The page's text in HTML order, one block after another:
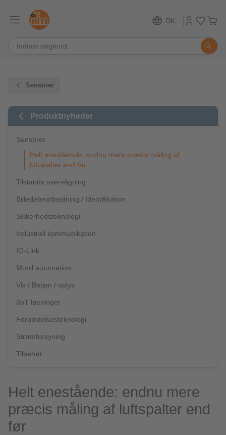
DK
Sensorer
Produktnyheder
Sensorer
Helt enestående: endnu mere præcis måling af
luftspalter end før
Tilstands overvågning
Billedebearbejdning / Identifikation
Sikkerhedsteknologi
Industriel kommunikation
IO-Link
Mobil automation
Vis / Betjen / oplys
IIoT løsninger
Forbindelsesteknologi
Strømforsyning
Tilbehør
Helt enestående: endnu mere
præcis måling af luftspalter end
før